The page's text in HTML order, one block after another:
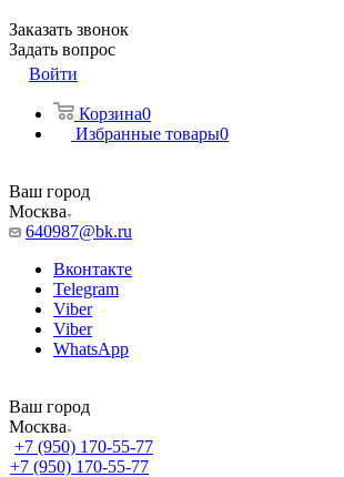
Заказать звонок
Задать вопрос
Войти
Корзина0
Избранные товары0
Ваш город
Москва
640987@bk.ru
Вконтакте
Telegram
Viber
Viber
WhatsApp
Ваш город
Москва
+7 (950) 170-55-77
+7 (950) 170-55-77